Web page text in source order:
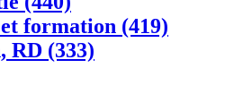
formation (419)
RD (333)